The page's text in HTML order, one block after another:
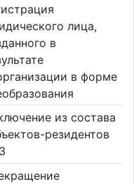
лица,
в
в форме
из состава
резидентов